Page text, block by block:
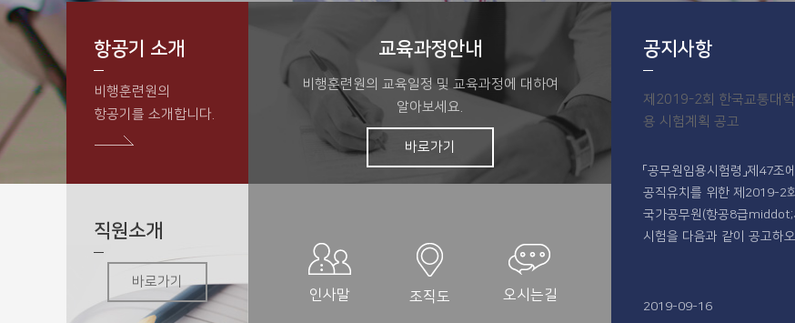
항공기 소개
비행훈련원의
항공기를 소개합니다.
교육과정안내
비행훈련원의 교육일정 및 교육과정에 대하여
알아보세요.
바로가기
직원소개
바로가기
인사말 조직도 오시는길
공지사항
제2019-2회 한국교통대
용 시험계획 공고
「공무원임용시험령」제47조
공직유치를 위한 제2019-2
국가공무원(항공8급
시험을 다음과 같이 공고하오
2019-09-16